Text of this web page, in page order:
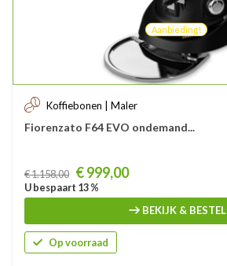
Aanbieding!
Koffiebonen | Maler
Fiorenzato F64 EVO ondemand...
Prijs
€ 1.158,00 € 999,00
U bespaart 13 %
BEKIJK & BESTEL
Op voorraad